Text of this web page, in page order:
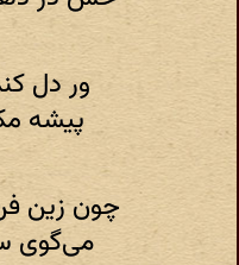
ور دل
پیشه
چون زین
می‌گوی